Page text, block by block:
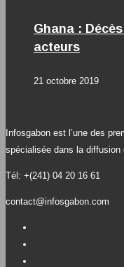
Ghana :
acteurs
21 octobre 2019
Infosgabon est l’une des
spécialisée dans la diffusion
Tél: +(241) 04 20 16 61
contact@infosgabon.com